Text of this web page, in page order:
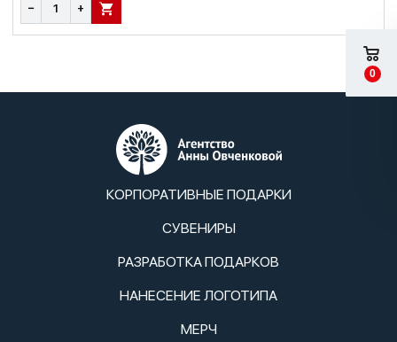
− + В КОРЗИНУ
КОРПОРАТИВНЫЕ ПОДАРКИ
СУВЕНИРЫ
РАЗРАБОТКА ПОДАРКОВ
НАНЕСЕНИЕ ЛОГОТИПА
МЕРЧ
0